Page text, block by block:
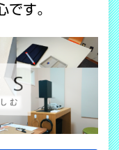
です。